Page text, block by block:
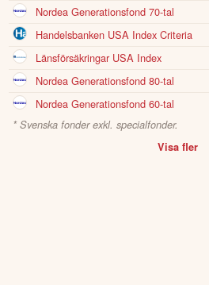
Nordea Generationsfond 70-tal
Handelsbanken USA Index Criteria
Länsförsäkringar USA Index
Nordea Generationsfond 80-tal
Nordea Generationsfond 60-tal
* Svenska fonder exkl. specialfonder.
Visa fler